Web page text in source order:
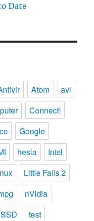
Date
Atom
avi
Connect!
Google
hesla
Intel
Little Falls 2
nVidia
SSD
test